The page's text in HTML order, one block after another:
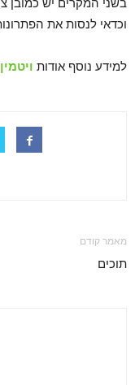
בשני המקרים יש כמובן
וכדאי לנסות את
למידע נוסף אודות ויטמין C
מאמר קודם
תוכים